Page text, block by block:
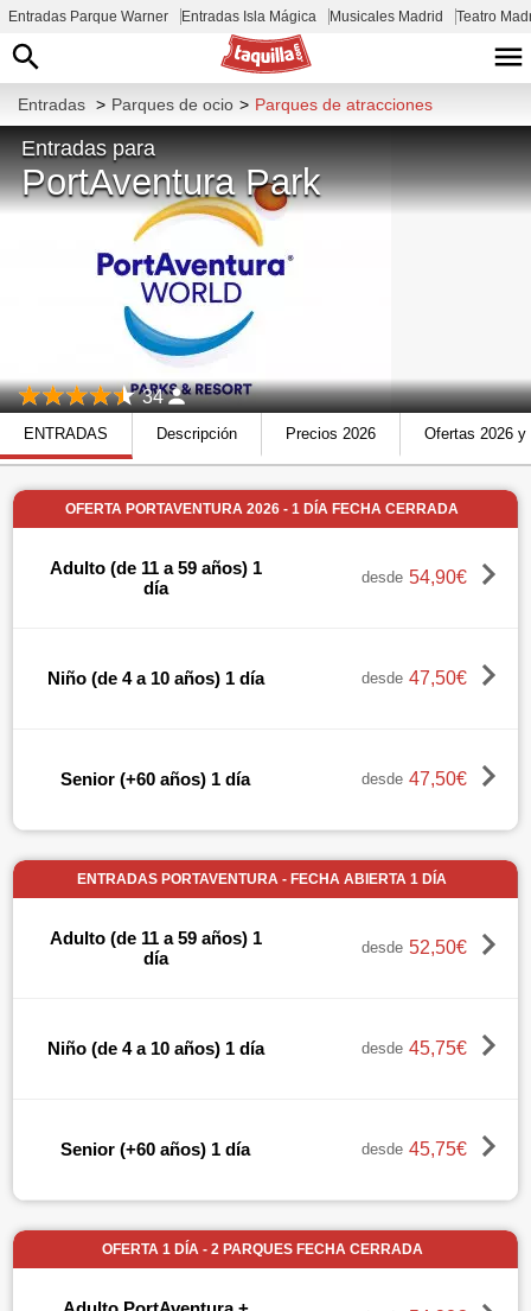
Entradas Parque Warner Entradas Isla Mágica Musicales Madrid Teatro
Entradas > Parques de ocio > Parques de atracciones
Entradas para
PortAventura Park
34
ENTRADAS Descripción Precios 2026 Ofertas 2026 y
OFERTA PORTAVENTURA 2026 - 1 DÍA FECHA CERRADA
Adulto (de 11 a 59 años) 1
día
desde 54,90€
Niño (de 4 a 10 años) 1 día desde 47,50€
Senior (+60 años) 1 día desde 47,50€
ENTRADAS PORTAVENTURA - FECHA ABIERTA 1 DÍA
Adulto (de 11 a 59 años) 1
día
desde 52,50€
Niño (de 4 a 10 años) 1 día desde 45,75€
Senior (+60 años) 1 día desde 45,75€
OFERTA 1 DÍA - 2 PARQUES FECHA CERRADA